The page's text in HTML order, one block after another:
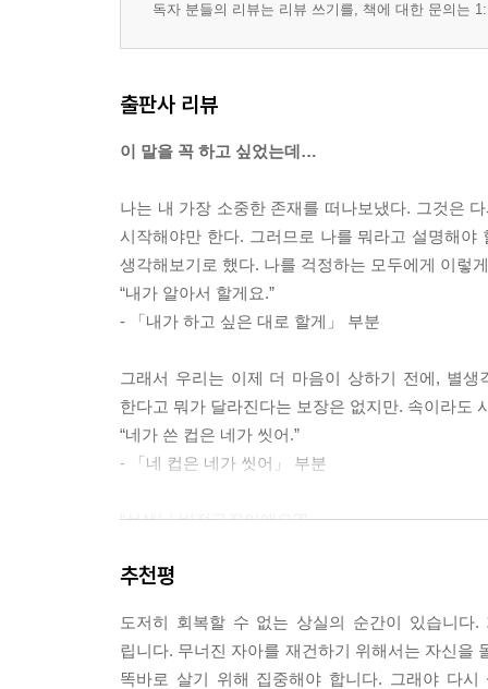
독자 분들의 리뷰는 리뷰 쓰기를, 책에 대한 문의는
출판사 리뷰
이 말을 꼭 하고 싶었는데…
나는 내 가장 소중한 존재를 떠나보냈다. 그것은
시작해야만 한다. 그러므로 나를 뭐라고 설명해
생각해보기로 했다. 나를 걱정하는 모두에게 이렇
“내가 알아서 할게요.”
- 「내가 하고 싶은 대로 할게」 부분
그래서 우리는 이제 더 마음이 상하기 전에, 별
한다고 뭐가 달라진다는 보장은 없지만. 속이라도
“네가 쓴 컵은 네가 씻어.”
- 「네 컵은 네가 씻어」 부분
“선생님 비정규직이에요?”
비정규직이야”라고 사실을 말했어야 했을까, 아
“내가 비정규직이든 정규직이든 네가 무슨 상관이
- 「네가 무슨 상관이니?」 부분
추천평
도저히 회복할 수 없는 상실의 순간이 있습니
립니다. 무너진 자아를 재건하기 위해서는 자신을
똑바로 살기 위해 집중해야 합니다. 그래야 다